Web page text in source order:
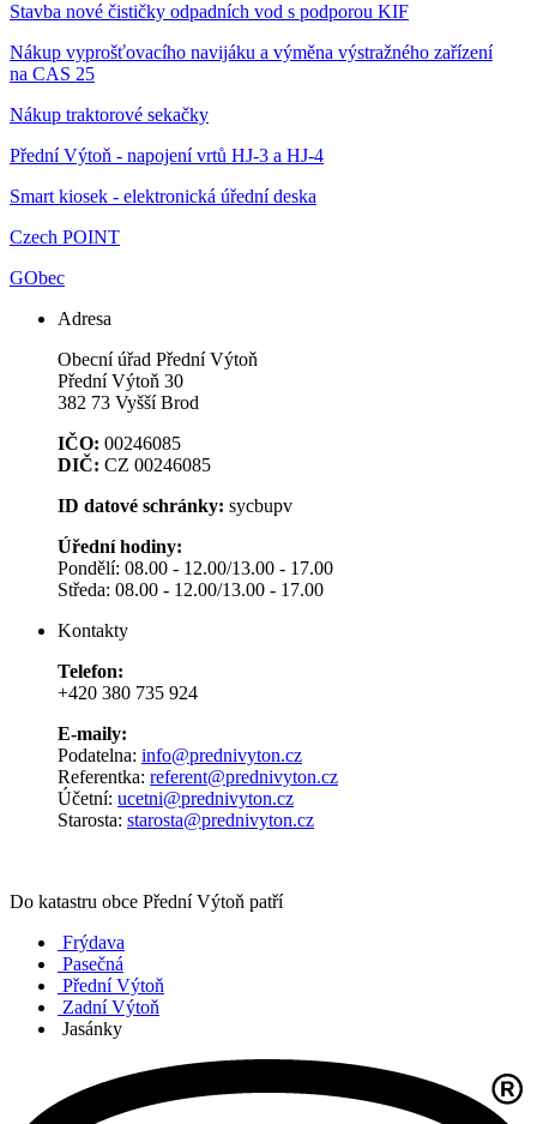
Stavba nové čističky odpadních vod s podporou KIF
Nákup vyprošťovacího navijáku a výměna výstražného zařízení
na CAS 25
Nákup traktorové sekačky
Přední Výtoň - napojení vrtů HJ-3 a HJ-4
Smart kiosek - elektronická úřední deska
Czech POINT
GObec
Adresa
Obecní úřad Přední Výtoň
Přední Výtoň 30
382 73 Vyšší Brod
IČO: 00246085
DIČ: CZ 00246085
ID datové schránky: sycbupv
Úřední hodiny:
Pondělí: 08.00 - 12.00/13.00 - 17.00
Středa: 08.00 - 12.00/13.00 - 17.00
Kontakty
Telefon:
+420 380 735 924
E-maily:
Podatelna: info@prednivyton.cz
Referentka: referent@prednivyton.cz
Účetní: ucetni@prednivyton.cz
Starosta: starosta@prednivyton.cz
Do katastru obce Přední Výtoň patří
Frýdava
Pasečná
Přední Výtoň
Zadní Výtoň
Jasánky